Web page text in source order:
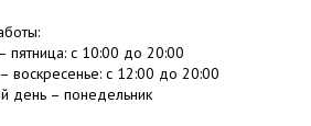
пятница: с 10:00 до 20:00
– воскресенье: c 12:00 до 20:00
день – понедельник